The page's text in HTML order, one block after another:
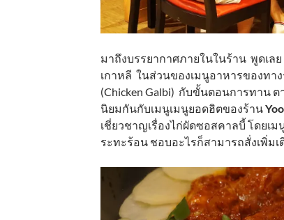
มาถึงบรรยากาศภายในในร้าน พูดเล
เกาหลี ในส่วนของเมนูอาหารของทา
(Chicken Galbi) กับขั้นตอนการทาน
นิยมกันกับเมนูเมนูยอดฮิตของร้าน
เชี่ยวชาญเรื่องไก่ผัดซอสคาลบี้ โดยเ
ระทะร้อน ชอบอะไรก็สามารถสั่งเพิ่ม